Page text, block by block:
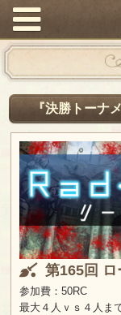
『決勝トーナ
第165回
参加費：50RC
最大４人ｖｓ４人ま